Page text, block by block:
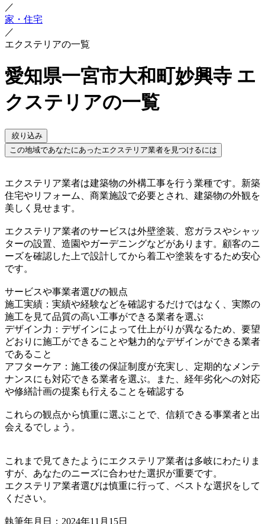
／
家・住宅
／
エクステリアの一覧
愛知県一宮市大和町妙興寺 エ
クステリアの一覧
絞り込み
この地域であなたにあったエクステリア業者を見つけるには
エクステリア業者は建築物の外構工事を行う業種です。新築
住宅やリフォーム、商業施設で必要とされ、建築物の外観を
美しく見せます。
エクステリア業者のサービスは外壁塗装、窓ガラスやシャッ
ターの設置、造園やガーデニングなどがあります。顧客のニ
ーズを確認した上で設計してから着工や塗装をするため安心
です。
サービスや事業者選びの観点
施工実績：実績や経験などを確認するだけではなく、実際の
施工を見て品質の高い工事ができる業者を選ぶ
デザイン力：デザインによって仕上がりが異なるため、要望
どおりに施工ができることや魅力的なデザインができる業者
であること
アフターケア：施工後の保証制度が充実し、定期的なメンテ
ナンスにも対応できる業者を選ぶ。また、経年劣化への対応
や修繕計画の提案も行えることを確認する
これらの観点から慎重に選ぶことで、信頼できる事業者と出
会えるでしょう。
これまで見てきたようにエクステリア業者は多岐にわたりま
すが、あなたのニーズに合わせた選択が重要です。
エクステリア業者選びは慎重に行って、ベストな選択をして
ください。
執筆年月日：2024年11月15日